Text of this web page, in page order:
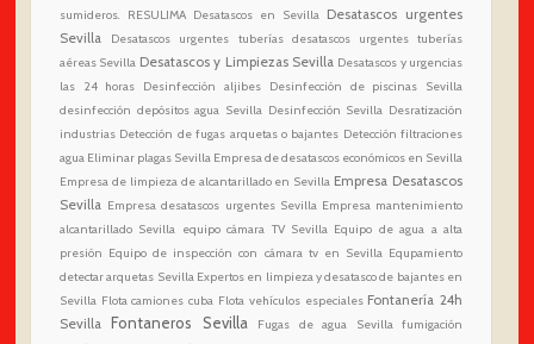
sumideros. RESULIMA Desatascos en Sevilla Desatascos urgentes
Sevilla
Desatascos urgentes tuberías desatascos urgentes tuberías
aéreas Sevilla Desatascos y Limpiezas Sevilla Desatascos y urgencias
las 24 horas
Desinfección aljibes
Desinfección de piscinas Sevilla
desinfección depósitos agua Sevilla Desinfección Sevilla Desratización
industrias Detección de fugas arquetas o bajantes Detección filtraciones
agua Eliminar plagas Sevilla Empresa de desatascos económicos en Sevilla
Empresa de limpieza de alcantarillado en Sevilla Empresa Desatascos
Sevilla Empresa desatascos urgentes Sevilla Empresa mantenimiento
alcantarillado Sevilla equipo cámara TV Sevilla Equipo de agua a alta
presión Equipo de inspección con cámara tv en Sevilla Equpamiento
detectar arquetas Sevilla Expertos en limpieza y desatasco de bajantes en
Sevilla Flota camiones cuba Flota vehículos especiales Fontanería 24h
Sevilla
Fontaneros Sevilla Fugas de agua Sevilla fumigación